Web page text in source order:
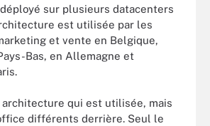
sur plusieurs datacenters
est utilisée par les
et vente en Belgique,
Bas, en Allemagne et
architecture qui est utilisée, mais
différents derrière. Seul le